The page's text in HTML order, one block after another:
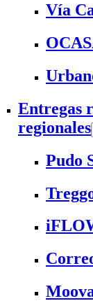
Vía
Entregas
regionales
Pudo